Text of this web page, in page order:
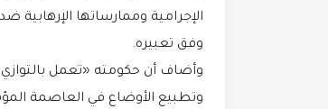
وفق تعبيره.
وأضاف أن حكومته «تعمل
وتطبيع الأوضاع في العاصمة